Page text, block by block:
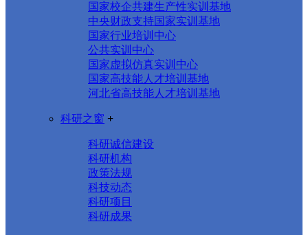
国家校企共建生产性实训基地
中央财政支持国家实训基地
国家行业培训中心
公共实训中心
国家虚拟仿真实训中心
国家高技能人才培训基地
河北省高技能人才培训基地
科研之窗 +
科研诚信建设
科研机构
政策法规
科技动态
科研项目
科研成果